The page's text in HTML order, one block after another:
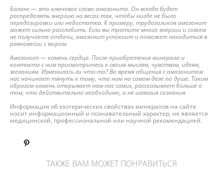
Баланс — это ключевое слово амазонита. Он всегда будет
распределять энергию на весах так, чтобы нигде не было
передозировки или недостатка. К примеру, трудоголиков амазонит
может сильно расслабить. Если вы тратите много энергии и совсем
не получаете отдачи, амазонит успокоит и поможет находиться в
равновесии с миром.
Амазонит — камень сердца. После приобретения минерала и
контакта с ним присмотритесь к своим мыслям, чувствам, идеям,
желаниям. Изменилось ли что-то? Во время общения с амазонитом
нас начинает тянуть к тому, что нам на самом деле по душе. Таким
образом камень открывает нам нас самих, рассказывает больше о
том, что действительно необходимо, а не иллюзия сознания.
Информация об эзотерических свойствах минералов на сайте
носит информационный и познавательный характер, не является
медицинской, профессиональной или научной рекомендацией.
ТАКЖЕ ВАМ МОЖЕТ ПОНРАВИТЬСЯ